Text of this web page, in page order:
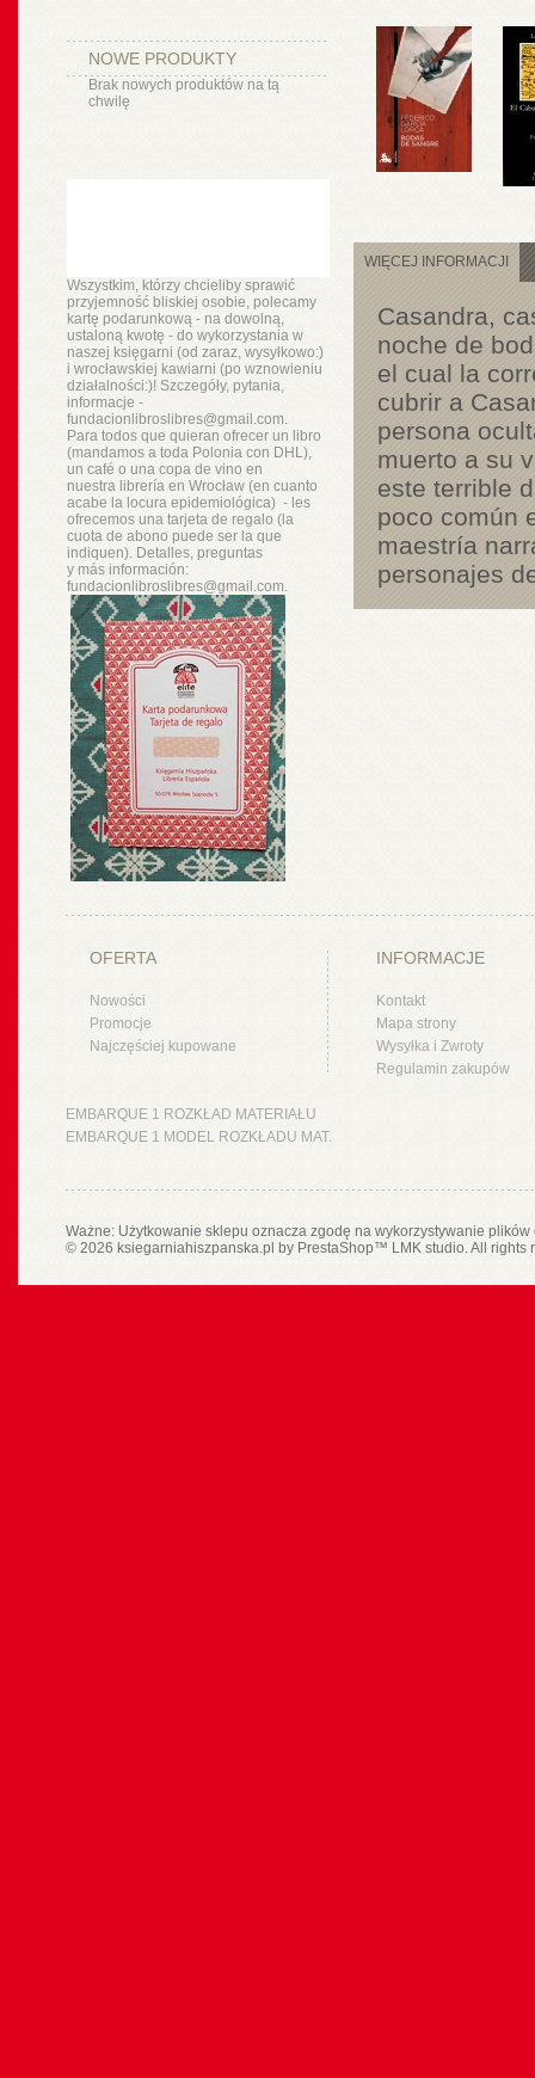
NOWE PRODUKTY
Brak nowych produktów na tą
chwilę
Wszystkim, którzy chcieliby sprawić
przyjemność bliskiej osobie, polecamy
kartę podarunkową - na dowolną,
ustaloną kwotę - do wykorzystania w
naszej księgarni (od zaraz, wysyłkowo:)
i wrocławskiej kawiarni (po wznowieniu
działalności:)! Szczegóły, pytania,
informacje -
fundacionlibroslibres@gmail.com.
Para todos que quieran ofrecer un libro
(mandamos a toda Polonia con DHL),
un café o una copa de vino en
nuestra libreríaen Wrocław (en cuanto
acabe la locura epidemiológica) - les
ofrecemos una tarjeta de regalo (la
cuota de abono puede ser la que
indiquen). Detalles, preguntas
y másinformación:
fundacionlibroslibres@gmail.com.
WIĘCEJ INFORMACJI
Casandra,
noche de
el cual la
cubrir a
persona
muerto a su
este terrible
poco común
maestría
personajes
OFERTA
Nowości
Promocje
Najczęściej kupowane
INFORMACJE
Kontakt
Mapa strony
Wysyłka i Zwroty
Regulamin zakupów
EMBARQUE 1 ROZKŁAD MATERIAŁU
EMBARQUE 1 MODEL ROZKŁADU MAT.
Ważne: Użytkowanie sklepu oznacza zgodę na wykorzystywanie
© 2026 ksiegarniahiszpanska.pl by PrestaShop™ LMK studio. All rights